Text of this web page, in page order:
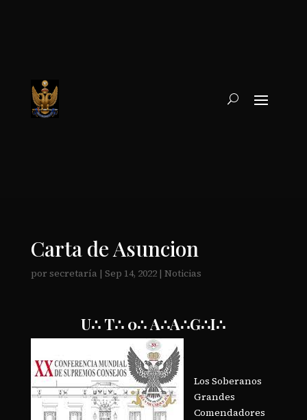
Carta de Asuncion
por secretaría | Sep 14, 2022| Noticias
U∴ T∴ 0∴A∴A∴G∴I∴
Los Soberanos
Grandes
Comendadores